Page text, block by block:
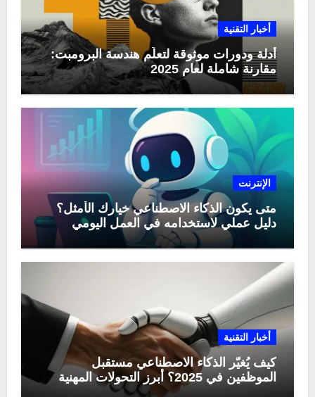
أخبار التقنية
أدلة ودورات موثوقة لتعلّم هندسة البرومبت:
مقارنة شاملة لعام 2025
الإنترنت
متى يكون الذكاء الاصطناعي خيارك الأمثل؟
دليل عملي لاستخدامه في العمل اليومي
أخبار التقنية
كيف يُغيّر الذكاء الاصطناعي مستقبل
الموظفين في 2025؟ أبرز التحولات المهنية